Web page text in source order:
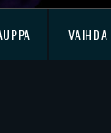
VAIHDA